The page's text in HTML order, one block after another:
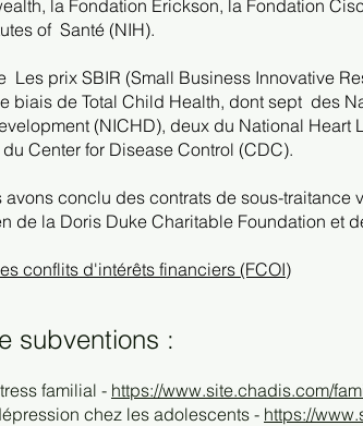
la Fondation Erickson, la Fondation
of Santé (NIH).
Les prix SBIR (Small Business Innovative
biais de Total Child Health, dont sept des
(NICHD), deux du National
Center for Disease Control (CDC).
avons conclu des contrats de sous-
de la Doris Duke Charitable Foundation et
conflits d'intérêts financiers (FCOI)
subventions :
familial - https://www.site.chadis.com/
chez les adolescents - https://